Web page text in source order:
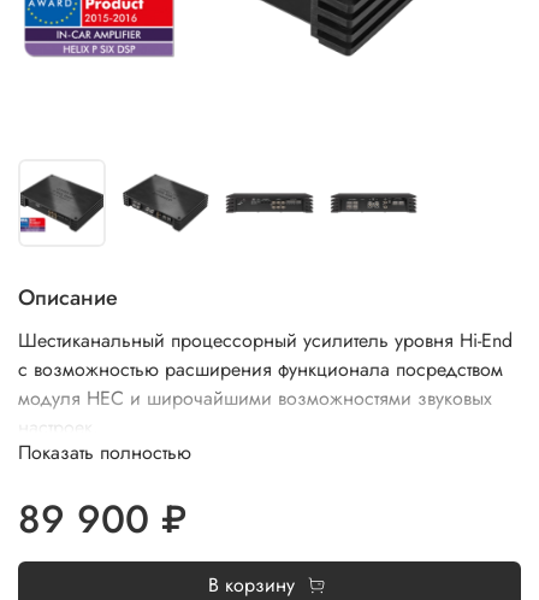
Описание
Шестиканальный процессорный усилитель уровня Hi-End
с возможностью расширения функционала посредством
модуля HEC и широчайшими возможностями звуковых
настроек.
Показать полностью
89 900 ₽
В корзину